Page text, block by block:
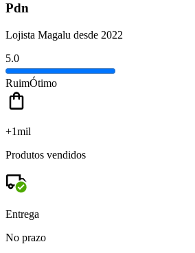
Pdn
Lojista Magalu desde 2022
5.0
RuimÓtimo
+1mil
Produtos vendidos
Entrega
No prazo